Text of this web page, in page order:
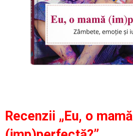
Recenzii „Eu, o mamă